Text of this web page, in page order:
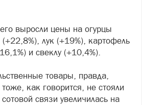
выросли цены на огурцы
лук (+19%), картофель
и свеклу (+10,4%).
товары, правда,
как говорится, не стояли
связи увеличилась на